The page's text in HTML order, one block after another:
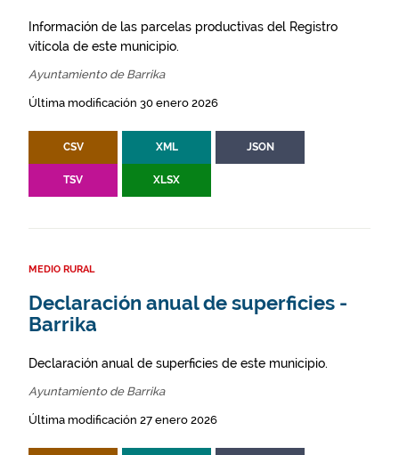
Información de las parcelas productivas del Registro
vitícola de este municipio.
Ayuntamiento de Barrika
Última modificación 30 enero 2026
CSV XML JSON
TSV XLSX
MEDIO RURAL
Declaración anual de superficies -
Barrika
Declaración anual de superficies de este municipio.
Ayuntamiento de Barrika
Última modificación 27 enero 2026